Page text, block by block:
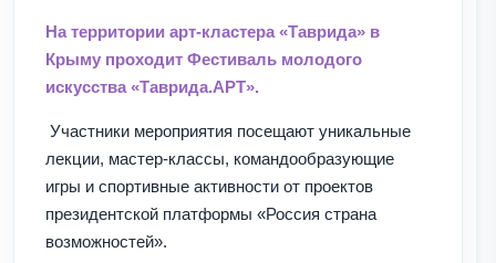
На территории арт-кластера «Таврида» в
Крыму проходит Фестиваль молодого
искусства «Таврида.АРТ».
Участники мероприятия посещают уникальные
лекции, мастер-классы, командообразующие
игры и спортивные активности от проектов
президентской платформы «Россия страна
возможностей».